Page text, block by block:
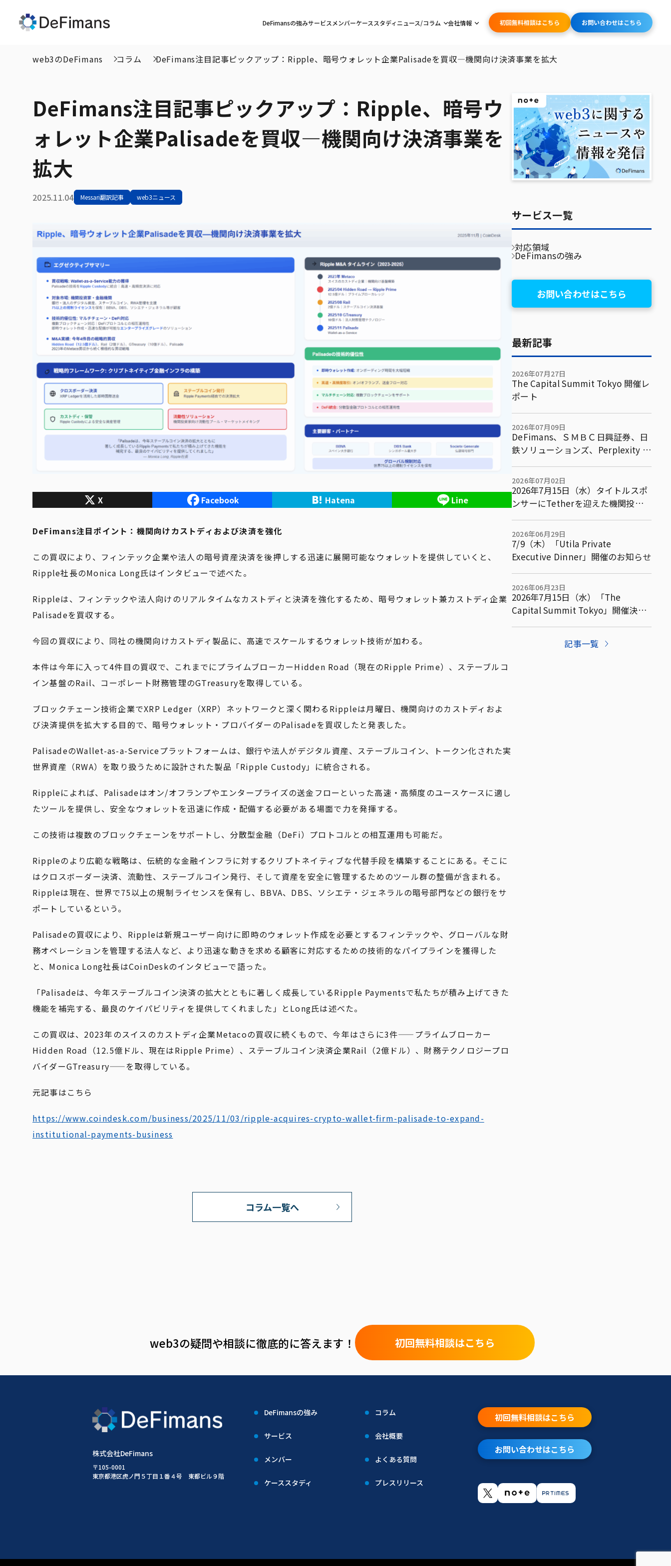
DeFimansの強みサービス メンバーケーススタディニュース/コラム 会社情報 初回無料相談はこちら お問い合わせはこちら
web3のDeFimans コラム DeFimans注目記事ピックアップ：Ripple、暗号ウォレット企業Palisadeを買収—機関向け決済事業を拡大
DeFimans注目記事ピックアップ：Ripple、暗号ウ
ォレット企業Palisadeを買収—機関向け決済事業を
拡大
2025.11.04 Messari翻訳記事 web3ニュース
X Facebook Hatena Line
DeFimans注目ポイント：機関向けカストディおよび決済を強化
この買収により、フィンテック企業や法人の暗号資産決済を後押しする迅速に展開可能なウォレットを提供していくと、
Ripple社長のMonica Long氏はインタビューで述べた。
Rippleは、フィンテックや法人向けのリアルタイムなカストディと決済を強化するため、暗号ウォレット兼カストディ企業
Palisadeを買収する。
今回の買収により、同社の機関向けカストディ製品に、高速でスケールするウォレット技術が加わる。
本件は今年に入って4件目の買収で、これまでにプライムブローカーHidden Road（現在のRipple Prime）、ステーブルコ
イン基盤のRail、コーポレート財務管理のGTreasuryを取得している。
ブロックチェーン技術企業でXRP Ledger（XRP）ネットワークと深く関わるRippleは月曜日、機関向けのカストディおよ
び決済提供を拡大する目的で、暗号ウォレット・プロバイダーのPalisadeを買収したと発表した。
PalisadeのWallet-as-a-Serviceプラットフォームは、銀行や法人がデジタル資産、ステーブルコイン、トークン化された実
世界資産（RWA）を取り扱うために設計された製品「Ripple Custody」に統合される。
Rippleによれば、Palisadeはオン/オフランプやエンタープライズの送金フローといった高速・高頻度のユースケースに適し
たツールを提供し、安全なウォレットを迅速に作成・配備する必要がある場面で力を発揮する。
この技術は複数のブロックチェーンをサポートし、分散型金融（DeFi）プロトコルとの相互運用も可能だ。
Rippleのより広範な戦略は、伝統的な金融インフラに対するクリプトネイティブな代替手段を構築することにある。そこに
はクロスボーダー決済、流動性、ステーブルコイン発行、そして資産を安全に管理するためのツール群の整備が含まれる。
Rippleは現在、世界で75以上の規制ライセンスを保有し、BBVA、DBS、ソシエテ・ジェネラルの暗号部門などの銀行をサ
ポートしているという。
Palisadeの買収により、Rippleは新規ユーザー向けに即時のウォレット作成を必要とするフィンテックや、グローバルな財
務オペレーションを管理する法人など、より迅速な動きを求める顧客に対応するための技術的なパイプラインを獲得した
と、Monica Long社長はCoinDeskのインタビューで語った。
「Palisadeは、今年ステーブルコイン決済の拡大とともに著しく成長しているRipple Paymentsで私たちが積み上げてきた
機能を補完する、最良のケイパビリティを提供してくれました」とLong氏は述べた。
この買収は、2023年のスイスのカストディ企業Metacoの買収に続くもので、今年はさらに3件——プライムブローカー
Hidden Road（12.5億ドル、現在はRipple Prime）、ステーブルコイン決済企業Rail（2億ドル）、財務テクノロジープロ
バイダーGTreasury——を取得している。
元記事はこちら
https://www.coindesk.com/business/2025/11/03/ripple-acquires-crypto-wallet-firm-palisade-to-expand-
institutional-payments-business
コラム一覧へ
サービス一覧
対応領域
DeFimansの強み
お問い合わせはこちら
最新記事
2026年07月27日
The Capital Summit Tokyo 開催レ
ポート
2026年07月09日
DeFimans、ＳＭＢＣ日興証券、日
鉄ソリューションズ、Perplexity AI
場横断型アービトラージ取引等に関
する共同実証実験の基本合意書を締
結
2026年07月02日
2026年7月15日（水）タイトルスポ
ンサーにTetherを迎えた機関投資
Summit Tokyo」パネルテーマ・ス
ポンサーを発表
2026年06月29日
7/9（木）「Utila Private
Executive Dinner」開催のお知らせ
2026年06月23日
2026年7月15日（水）「The
Capital Summit Tokyo」開催決
記事一覧
web3の疑問や相談に徹底的に答えます！ 初回無料相談はこちら
株式会社DeFimans
〒105-0001
東京都港区虎ノ門５丁目１番４号 東都ビル９階
DeFimansの強み コラム
サービス 会社概要
メンバー よくある質問
ケーススタディ プレスリリース
初回無料相談はこちら
お問い合わせはこちら